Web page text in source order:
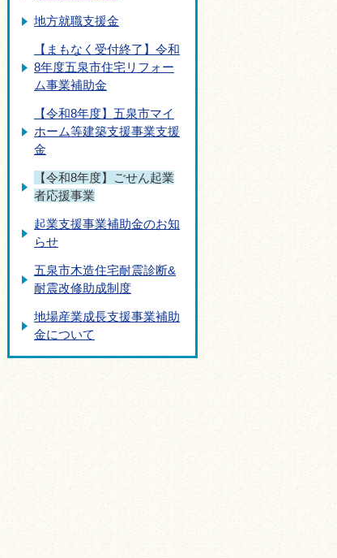
地方就職支援金
【まもなく受付終了】令和
8年度五泉市住宅リフォー
ム事業補助金
【令和8年度】五泉市マイ
ホーム等建築支援事業支援
金
【令和8年度】ごせん起業
者応援事業
起業支援事業補助金のお知
らせ
五泉市木造住宅耐震診断&
耐震改修助成制度
地場産業成長支援事業補助
金について